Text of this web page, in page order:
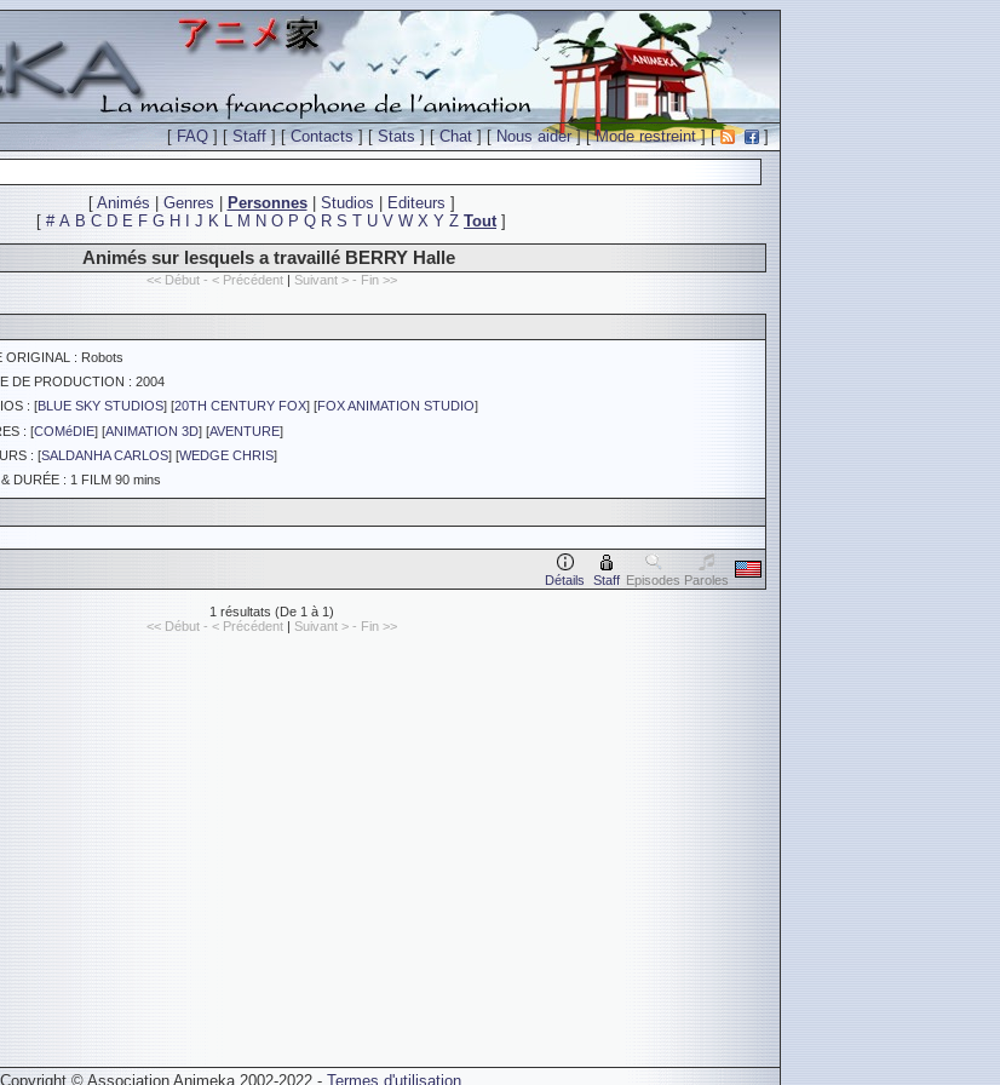
[FAQ ] [Staff ] [Contacts] [Stats] [Chat] [Nous aider] [Mode restreint] [ ]
[ Animés Genres Personnes| Studios Editeurs ]
[ # A B C D E F G H J K L M N O P Q R S T U V W X Y Z Tout]
Animés sur lesquels a travaillé BERRY Halle
<< Début - < Précédent | Suivant > - Fin >>
ORIGINAL : Robots
DE PRODUCTION : 2004
: [BLUE SKY STUDIOS] [20TH CENTURY FOX] [FOX ANIMATION STUDIO]
: [COMéDIE] [ANIMATION 3D] [AVENTURE]
: [SALDANHA CARLOS] [WEDGE CHRIS]
DURÉE : 1 FILM 90 mins
Détails Staff Episodes Paroles
1 résultats (De 1 à 1)
<< Début - < Précédent | Suivant > - Fin >>
© Association Animeka 2002-2022 - Termes d'utilisation